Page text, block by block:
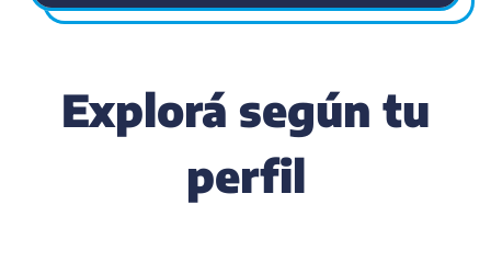
Explorá según tu
perfil